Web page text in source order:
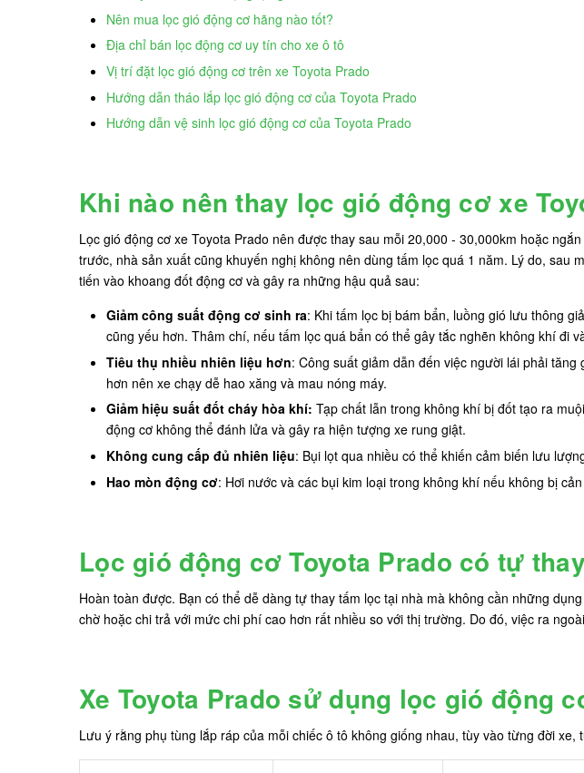
Nên mua lọc gió động cơ hãng nào tốt?
Địa chỉ bán lọc động cơ uy tín cho xe ô tô
Vị trí đặt lọc gió động cơ trên xe Toyota Prado
Hướng dẫn tháo lắp lọc gió động cơ của Toyota Prado
Hướng dẫn vệ sinh lọc gió động cơ của Toyota Prado
Khi nào nên thay lọc gió động cơ xe
Lọc gió động cơ xe Toyota Prado nên được thay sau mỗi 20,000 - 30,000km hoặc
trước, nhà sản xuất cũng khuyến nghị không nên dùng tấm lọc quá 1 năm. Lý do,
tiến vào khoang đốt động cơ và gây ra những hậu quả sau:
Giảm công suất động cơ sinh ra: Khi tấm lọc bị bám bẩn, luồng gió lưu thông
cũng yếu hơn. Thâm chí, nếu tấm lọc quá bẩn có thể gây tắc nghẽn không khí đi
Tiêu thụ nhiều nhiên liệu hơn: Công suất giảm dẫn đến việc người lái phải
hơn nên xe chạy dễ hao xăng và mau nóng máy.
Giảm hiệu suất đốt cháy hòa khí: Tạp chất lẫn trong không khí bị đốt tạo ra
động cơ không thể đánh lửa và gây ra hiện tượng xe rung giật.
Không cung cấp đủ nhiên liệu: Bụi lọt qua nhiều có thể khiến cảm biến lưu
Hao mòn động cơ: Hơi nước và các bụi kim loại trong không khí nếu không bị
Lọc gió động cơ Toyota Prado có tự
Hoàn toàn được. Bạn có thể dễ dàng tự thay tấm lọc tại nhà mà không cần những
chờ hoặc chi trả với mức chi phí cao hơn rất nhiều so với thị trường. Do đó, việc ra
Xe Toyota Prado sử dụng lọc gió động
Lưu ý rằng phụ tùng lắp ráp của mỗi chiếc ô tô không giống nhau, tùy vào từng đời